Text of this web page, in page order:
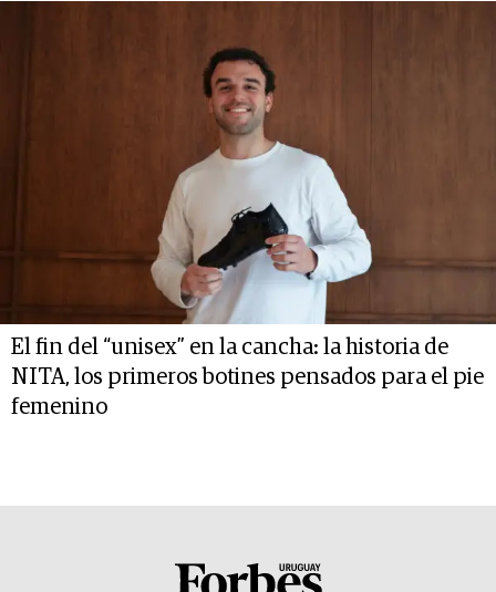
El fin del “unisex” en la cancha: la historia de
NITA, los primeros botines pensados para el pie
femenino